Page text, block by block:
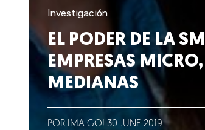
Lo que hacemos
Blog
Talento
Conversemos
Investigación
EL PODER DE LA
EMPRESAS
MEDIANAS
POR IMA GO! 30 JUNE 2019